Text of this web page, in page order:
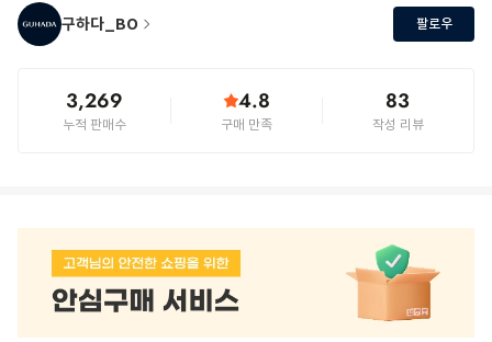
구하다_BO 팔로우
3,269
누적 판매수
4.8
구매 만족
83
작성 리뷰